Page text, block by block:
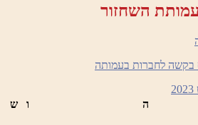
השחזור
בקשה לחברות בעמותה
2023
ה ו ש